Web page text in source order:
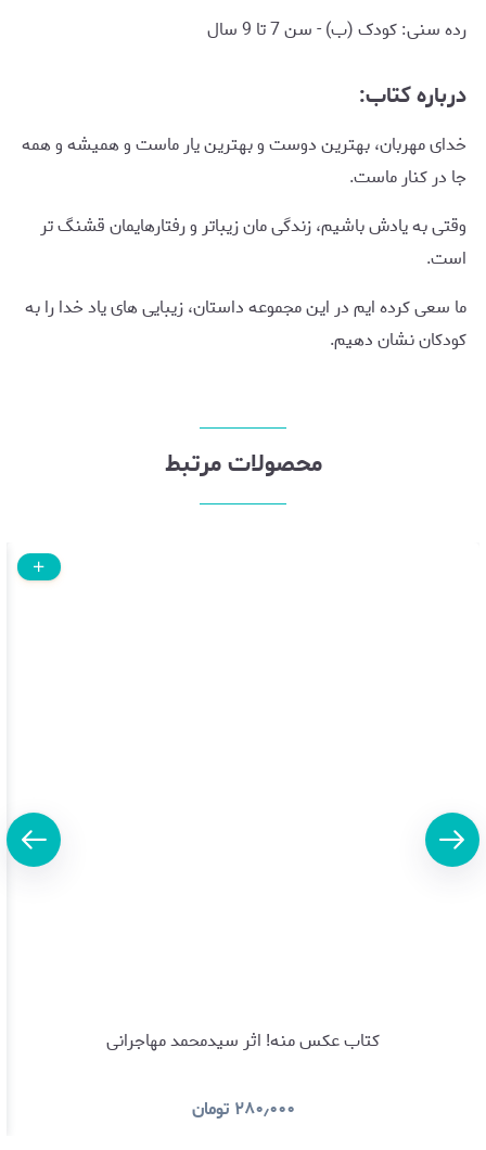
رده سنی: کودک (ب) - سن 7 تا 9 سال
درباره کتاب:
خدای مهربان، بهترین دوست و بهترین یار ماست و همیشه و همه
جا در کنار ماست.
وقتی به یادش باشیم، زندگی مان زیباتر و رفتارهایمان قشنگ تر
است.
ما سعی کرده ایم در این مجموعه داستان، زیبایی های یاد خدا را به
کودکان نشان دهیم.
محصولات مرتبط
کتاب عکس منه! اثر سیدمحمد مهاجرانی
۲۸۰٫۰۰۰ تومان